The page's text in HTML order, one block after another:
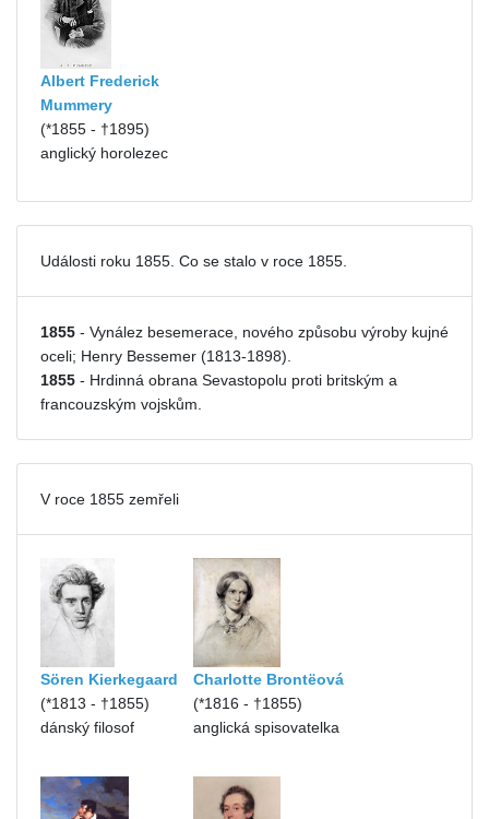
Albert Frederick
Mummery
(*1855 - †1895)
anglický horolezec
Události roku 1855. Co se stalo v roce 1855.
1855 - Vynález besemerace, nového způsobu výroby kujné
oceli; Henry Bessemer (1813-1898).
1855 - Hrdinná obrana Sevastopolu proti britským a
francouzským vojskům.
V roce 1855 zemřeli
Sören Kierkegaard
(*1813 - †1855)
dánský filosof
Charlotte Brontëová
(*1816 - †1855)
anglická spisovatelka